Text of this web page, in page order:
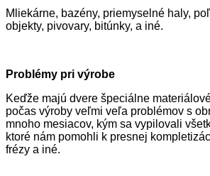
Mliekárne, bazény, priemyselné haly,
objekty, pivovary, bitúnky, a iné.
Problémy pri výrobe
Keďže majú dvere špeciálne
počas výroby veľmi veľa problémov s
mnoho mesiacov, kým sa vypilovali
ktoré nám pomohli k presnej
frézy a iné.